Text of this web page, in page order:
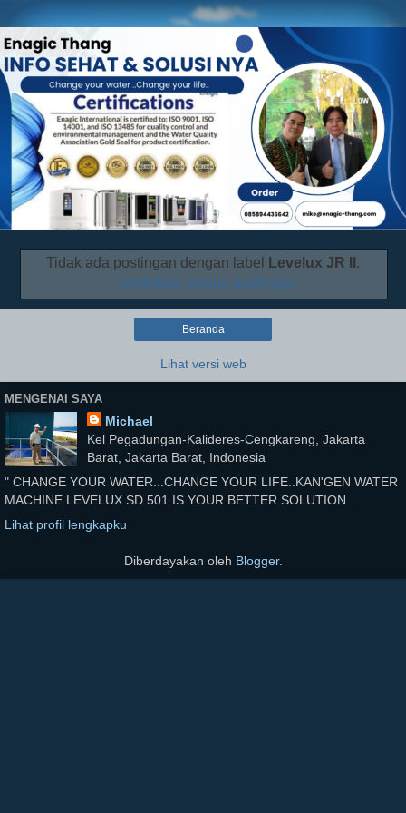
Tidak ada postingan dengan label Levelux JR II .
Tampilkan semua postingan
Beranda
Lihat versi web
MENGENAI SAYA
Michael
Kel Pegadungan-Kalideres-Cengkareng, Jakarta
Barat, Jakarta Barat, Indonesia
" CHANGE YOUR WATER...CHANGE YOUR LIFE..KAN'GEN WATER
MACHINE LEVELUX SD 501 IS YOUR BETTER SOLUTION.
Lihat profil lengkapku
Diberdayakan oleh Blogger.